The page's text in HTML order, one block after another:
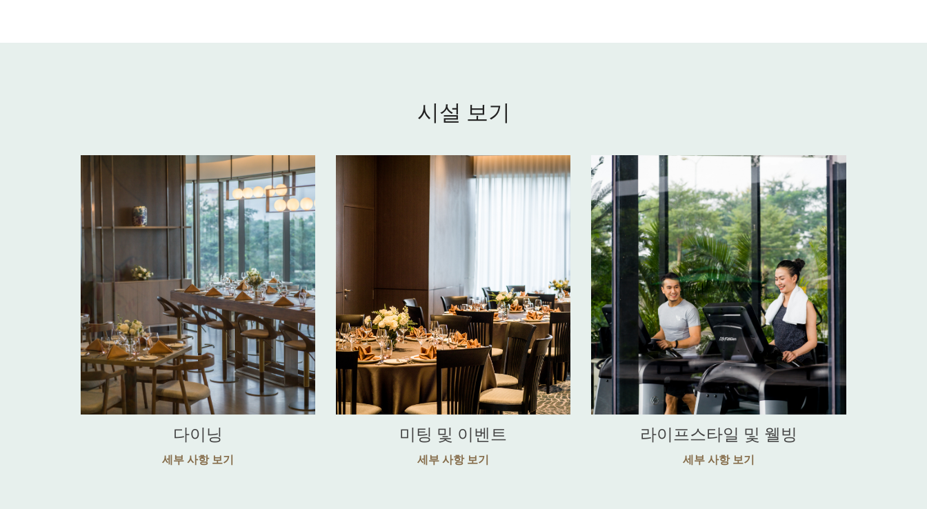
시설 보기
다이닝
세부 사항 보기
미팅 및 이벤트
세부 사항 보기
라이프스타일 및 웰빙
세부 사항 보기